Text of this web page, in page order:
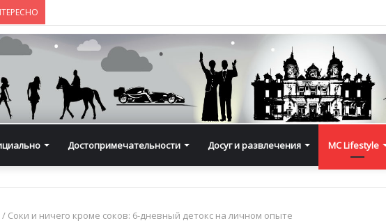
Достопримечательности Досуг и развлечения MC Lifestyle
/ Соки и ничего кроме соков: 6-дневный детокс на личном опыте